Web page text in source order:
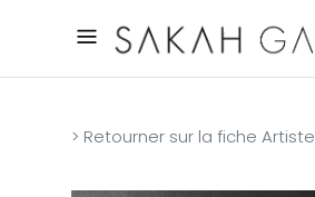
> Retourner sur la fiche Artiste